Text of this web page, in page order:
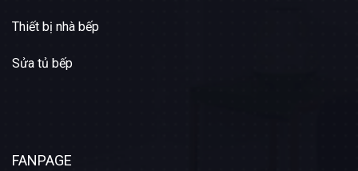
Thiết bị nhà bếp
Sửa tủ bếp
FANPAGE